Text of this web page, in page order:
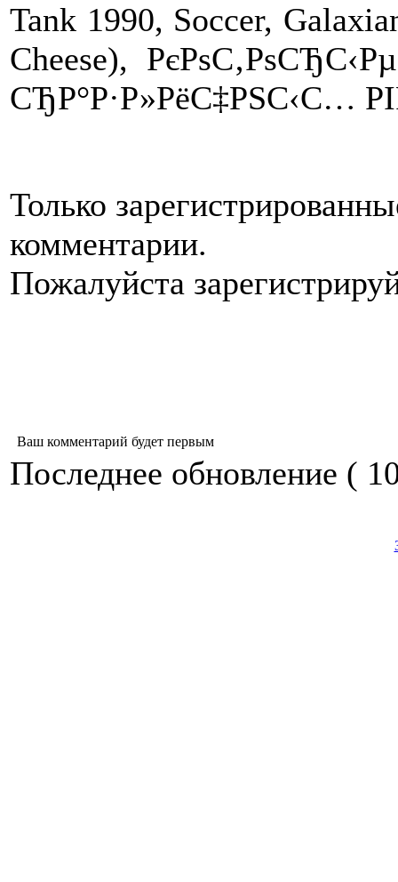
Tank 1990, Soccer,
Cheese),
СЂР°Р·Р»РёС‡РЅС‹С…
Только
комментарии.
Пожалуйста
Ваш комментарий будет первым
Последнее обновление (